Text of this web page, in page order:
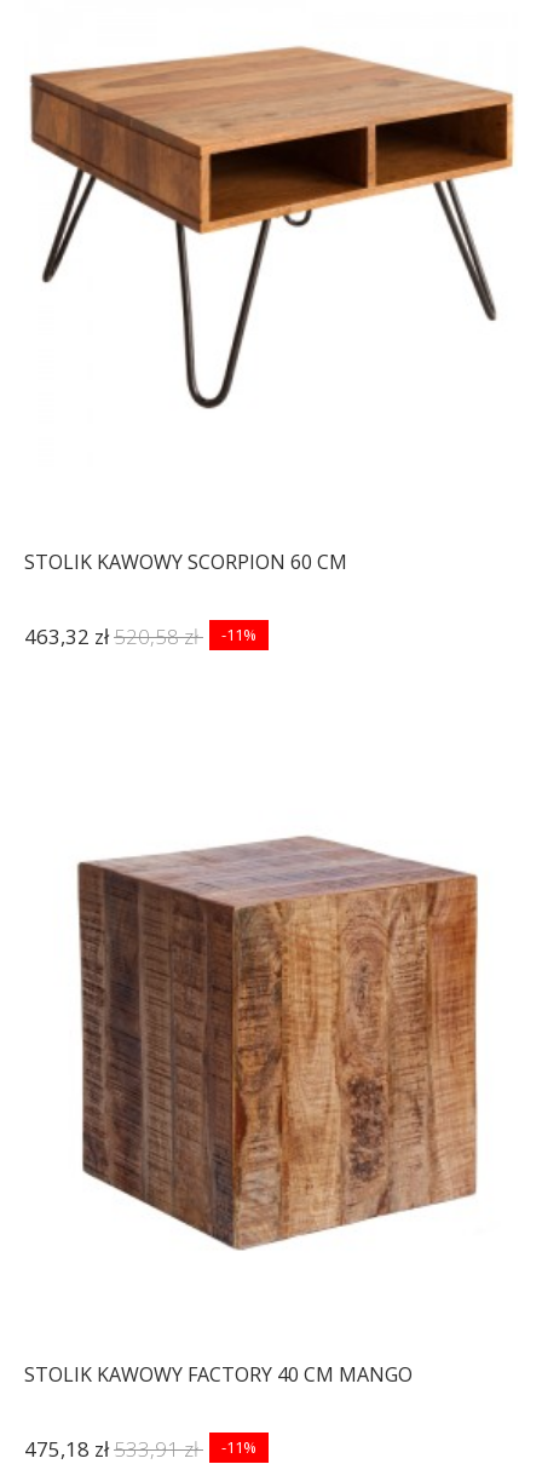
STOLIK KAWOWY SCORPION 60 CM
463,32 zł520,58 zł -11%
STOLIK KAWOWY FACTORY 40 CM MANGO
475,18 zł533,91 zł -11%